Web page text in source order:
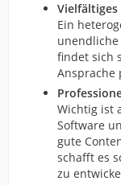
Vielfältiges
Ein
unendliche
findet sich
Ansprache
Wichtig ist
Software
gute
schafft es
zu